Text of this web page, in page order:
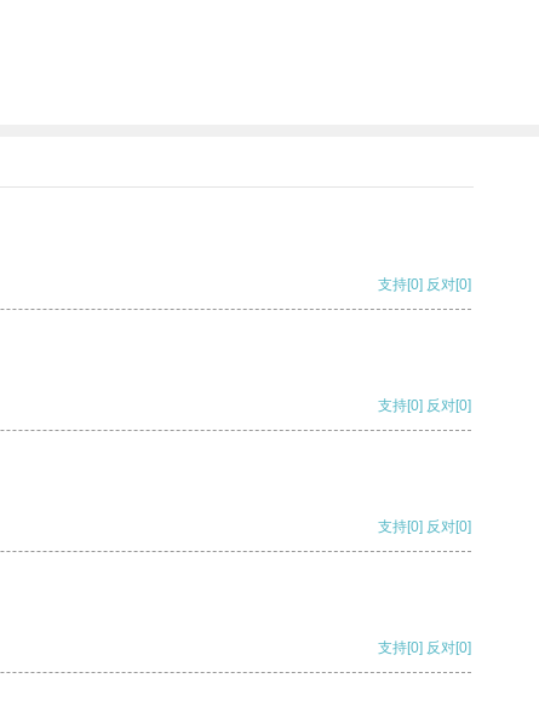
支持[0] 反对[0]
支持[0] 反对[0]
支持[0] 反对[0]
支持[0] 反对[0]